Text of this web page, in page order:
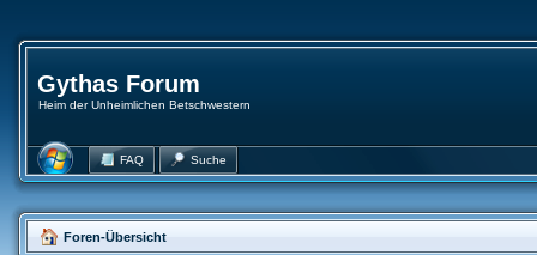
Gythas Forum
Heim der Unheimlichen Betschwestern
FAQ Suche
Foren-Übersicht